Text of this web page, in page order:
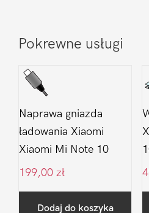
Pokrewne usługi
Naprawa gniazda
ładowania Xiaomi
Xiaomi Mi Note 10
199,00 zł
Dodaj do koszyka